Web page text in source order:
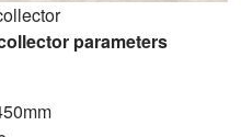
parameters